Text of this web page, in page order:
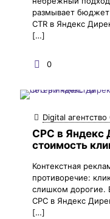
размывает
CTR в Яндекс
[…]
0
Digital
CPC в Яндекс
стоимость
Контекстная
противоречие:
слишком дорогие.
CPC в Яндекс
[…]